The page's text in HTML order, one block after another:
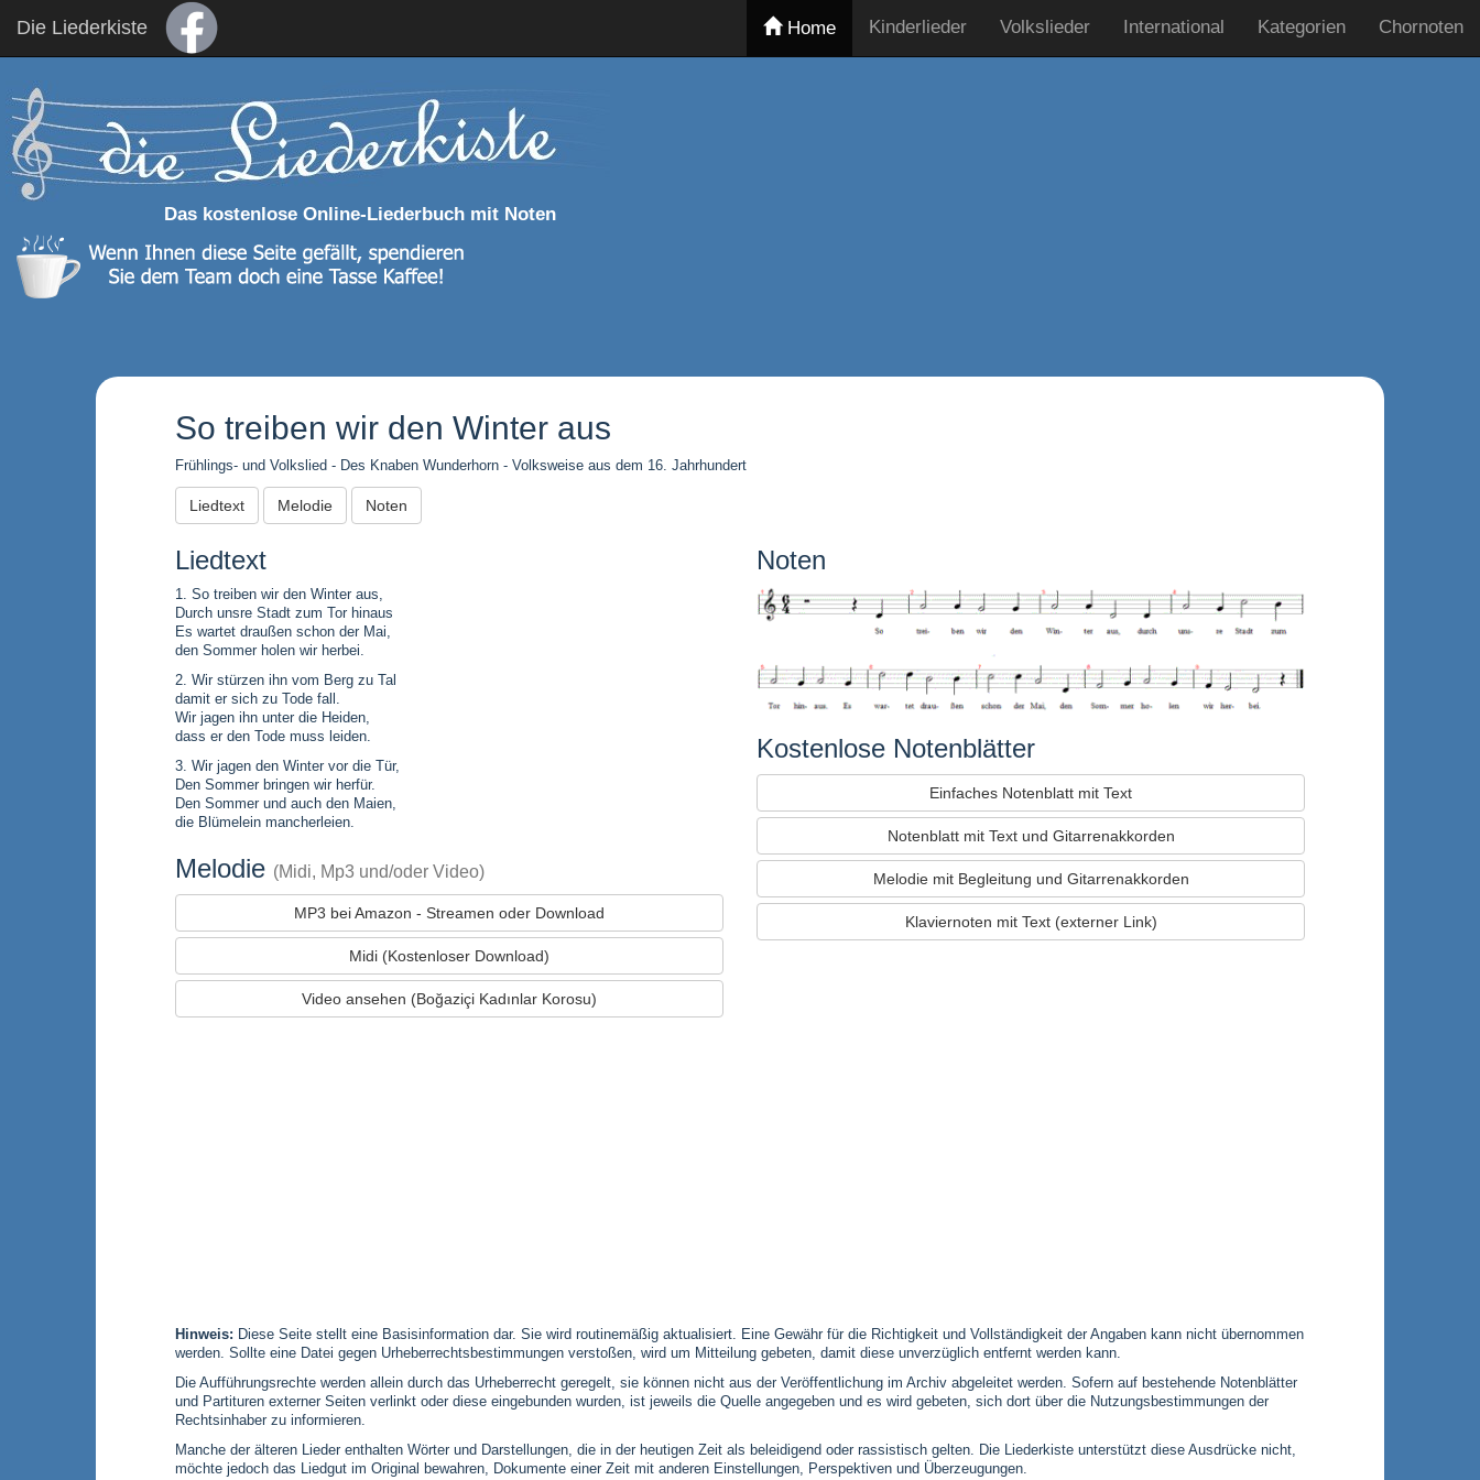
Die Liederkiste Home Kinderlieder Volkslieder International Kategorien Chornoten
Das kostenlose Online-Liederbuch mit Noten
So treiben wir den Winter aus
Frühlings- und Volkslied - Des Knaben Wunderhorn - Volksweise aus dem 16. Jahrhundert
Liedtext Melodie Noten
Liedtext
1. So treiben wir den Winter aus,
Durch unsre Stadt zum Tor hinaus
Es wartet draußen schon der Mai,
den Sommer holen wir herbei.
2. Wir stürzen ihn vom Berg zu Tal
damit er sich zu Tode fall.
Wir jagen ihn unter die Heiden,
dass er den Tode muss leiden.
3. Wir jagen den Winter vor die Tür,
Den Sommer bringen wir herfür.
Den Sommer und auch den Maien,
die Blümelein mancherleien.
Melodie (Midi, Mp3 und/oder Video)
MP3 bei Amazon - Streamen oder Download
Midi (Kostenloser Download)
Video ansehen (Boğaziçi Kadınlar Korosu)
Noten
Kostenlose Notenblätter
Einfaches Notenblatt mit Text
Notenblatt mit Text und Gitarrenakkorden
Melodie mit Begleitung und Gitarrenakkorden
Klaviernoten mit Text (externer Link)
Hinweis: Diese Seite stellt eine Basisinformation dar. Sie wird routinemäßig aktualisiert. Eine Gewähr für die Richtigkeit und Vollständigkeit der Angaben kann nicht übernommen
werden. Sollte eine Datei gegen Urheberrechtsbestimmungen verstoßen, wird um Mitteilung gebeten, damit diese unverzüglich entfernt werden kann.
Die Aufführungsrechte werden allein durch das Urheberrecht geregelt, sie können nicht aus der Veröffentlichung im Archiv abgeleitet werden. Sofern auf bestehende Notenblätter
und Partituren externer Seiten verlinkt oder diese eingebunden wurden, ist jeweils die Quelle angegeben und es wird gebeten, sich dort über die Nutzungsbestimmungen der
Rechtsinhaber zu informieren.
Manche der älteren Lieder enthalten Wörter und Darstellungen, die in der heutigen Zeit als beleidigend oder rassistisch gelten. Die Liederkiste unterstützt diese Ausdrücke nicht,
möchte jedoch das Liedgut im Original bewahren, Dokumente einer Zeit mit anderen Einstellungen, Perspektiven und Überzeugungen.